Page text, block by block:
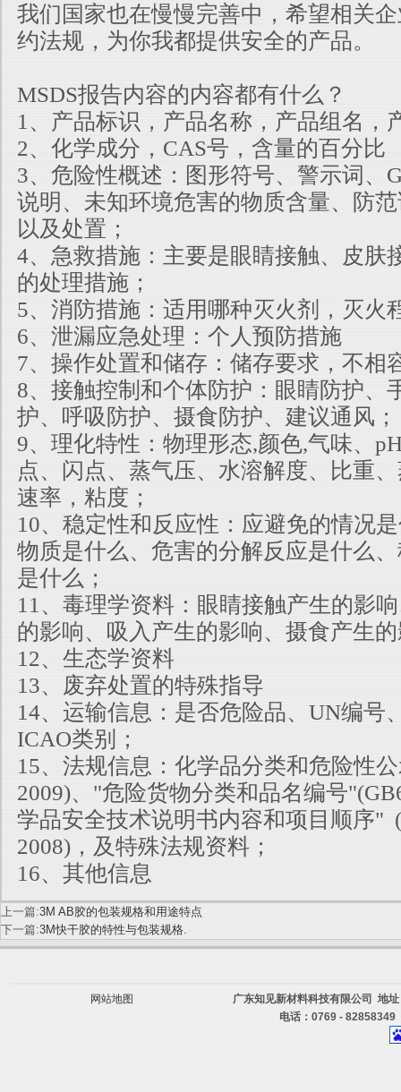
我们国家也在慢慢完善中，希望相关
约法规，为你我都提供安全的产品。
MSDS报告内容的内容都有什么？
1、产品标识，产品名称，产品组名，
2、化学成分，CAS号，含量的百分比
3、危险性概述：图形符号、警示词、
说明、未知环境危害的物质含量、防
以及处置；
4、急救措施：主要是眼睛接触、皮肤
的处理措施；
5、消防措施：适用哪种灭火剂，灭火
6、泄漏应急处理：个人预防措施
7、操作处置和储存：储存要求，不相
8、接触控制和个体防护：眼睛防护、
护、呼吸防护、摄食防护、建议通风；
9、理化特性：物理形态,颜色,气味、
点、闪点、蒸气压、水溶解度、比重
速率，粘度；
10、稳定性和反应性：应避免的情况
物质是什么、危害的分解反应是什么
是什么；
11、毒理学资料：眼睛接触产生的影
的影响、吸入产生的影响、摄食产生
12、生态学资料
13、废弃处置的特殊指导
14、运输信息：是否危险品、UN编号
ICAO类别；
15、法规信息：化学品分类和危险性
2009)、"危险货物分类和品名编号
学品安全技术说明书内容和项目顺序"
2008)，及特殊法规资料；
16、其他信息
上一篇:3M AB胶的包装规格和用途特点
下一篇:3M快干胶的特性与包装规格.
网站地图
广东知见新材料科技有限公司 地
电话：0769 -